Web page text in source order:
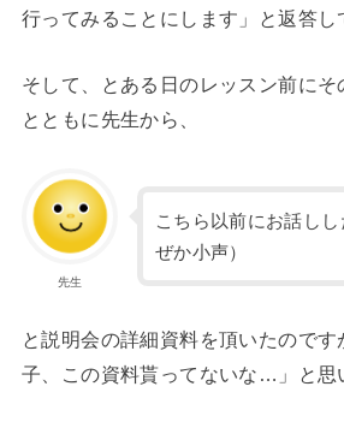
行ってみることにします」と返答し
そして、とある日のレッスン前に
とともに先生から、
先生
こちら以前にお話し
ぜか小声）
と説明会の詳細資料を頂いたので
子、この資料貰ってないな…」と思